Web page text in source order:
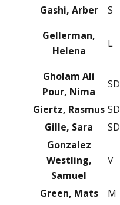
Gashi, Arber
S
Gellerman,
Helena
L
Gholam Ali
Pour, Nima
SD
Giertz, Rasmus SD
Gille, Sara
SD
Gonzalez
Westling,
Samuel
V
Green, Mats M